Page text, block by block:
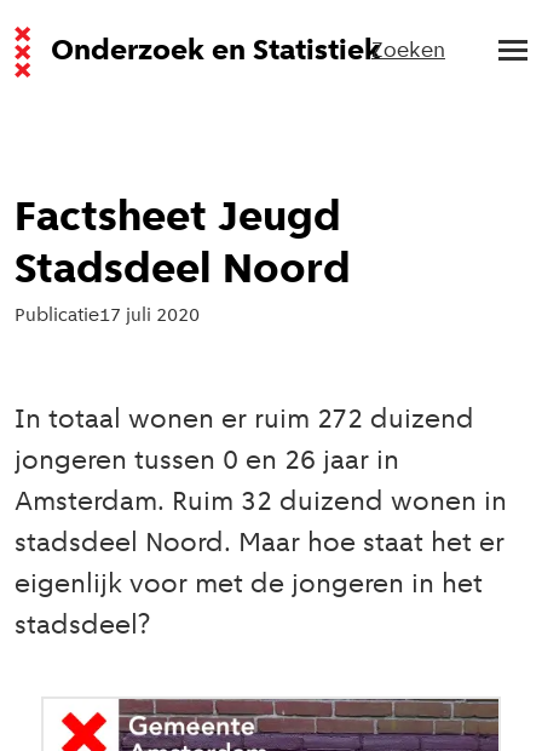
Onderzoek en StatistiekZoeken
Factsheet Jeugd
Stadsdeel Noord
Publicatie17 juli 2020
In totaal wonen er ruim 272 duizend
jongeren tussen 0 en 26 jaar in
Amsterdam. Ruim 32 duizend wonen in
stadsdeel Noord. Maar hoe staat het er
eigenlijk voor met de jongeren in het
stadsdeel?